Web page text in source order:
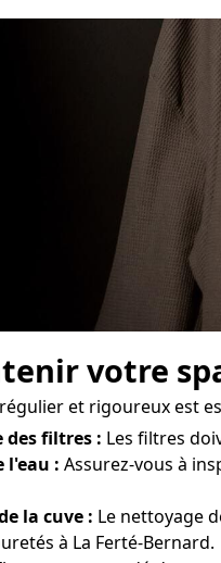
votre
et rigoureux est
des filtres : Les filtres
l'eau : Assurez-vous à
la cuve : Le nettoyage
à La Ferté-Bernard.